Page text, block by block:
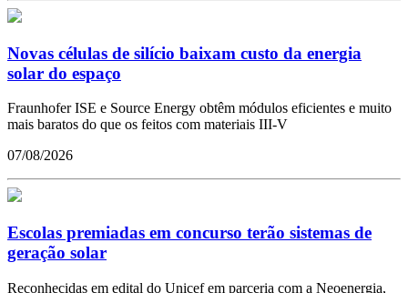
Novas células de silício baixam custo da energia
solar do espaço
Fraunhofer ISE e Source Energy obtêm módulos eficientes e muito
mais baratos do que os feitos com materiais III-V
07/08/2026
Escolas premiadas em concurso terão sistemas de
geração solar
Reconhecidas em edital do Unicef em parceria com a Neoenergia,